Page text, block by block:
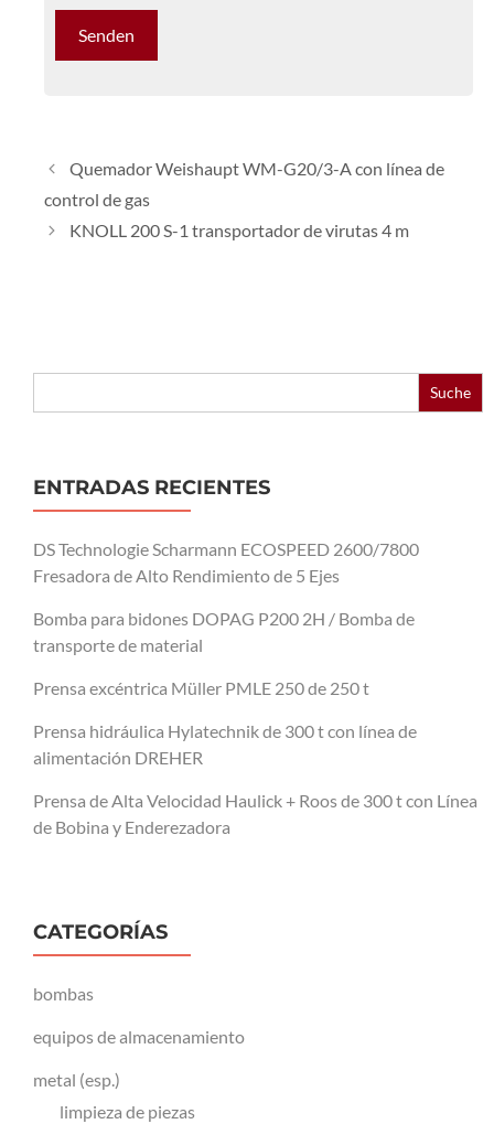
Quemador Weishaupt WM-G20/3-A con línea de
control de gas
KNOLL 200 S-1 transportador de virutas 4 m
Buscar:
ENTRADAS RECIENTES
DS Technologie Scharmann ECOSPEED 2600/7800
Fresadora de Alto Rendimiento de 5 Ejes
Bomba para bidones DOPAG P200 2H / Bomba de
transporte de material
Prensa excéntrica Müller PMLE 250 de 250 t
Prensa hidráulica Hylatechnik de 300 t con línea de
alimentación DREHER
Prensa de Alta Velocidad Haulick + Roos de 300 t con Línea
de Bobina y Enderezadora
CATEGORÍAS
bombas
equipos de almacenamiento
metal (esp.)
limpieza de piezas